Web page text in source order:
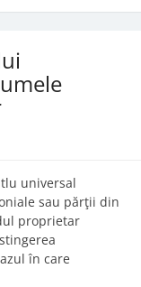
universal
sau părţii din
proprietar
în care